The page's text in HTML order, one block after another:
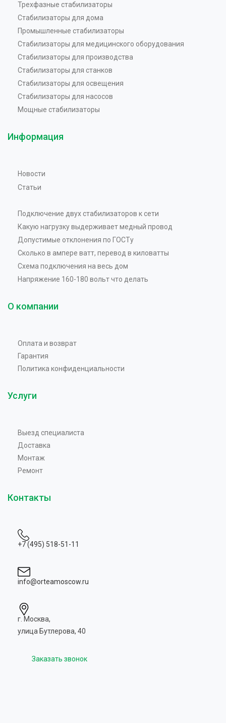
Трехфазные стабилизаторы
Стабилизаторы для дома
Промышленные стабилизаторы
Стабилизаторы для медицинского оборудования
Стабилизаторы для производства
Стабилизаторы для станков
Стабилизаторы для освещения
Стабилизаторы для насосов
Мощные стабилизаторы
Информация
Новости
Статьи
Подключение двух стабилизаторов к сети
Какую нагрузку выдерживает медный провод
Допустимые отклонения по ГОСТу
Сколько в ампере ватт, перевод в киловатты
Схема подключения на весь дом
Напряжение 160-180 вольт что делать
О компании
Оплата и возврат
Гарантия
Политика конфиденциальности
Услуги
Выезд специалиста
Доставка
Монтаж
Ремонт
Контакты
+7 (495) 518-51-11
info@orteamoscow.ru
г. Москва,
улица Бутлерова, 40
Заказать звонок